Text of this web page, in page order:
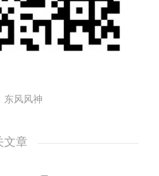
唯一13寸超大中控
动座椅、自动空调、
刹车辅助系统、倒车
安全智能的开门预
东风风神
文章